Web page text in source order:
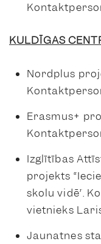
KULDĪGAS
Nordplus
Erasmus+
Izglītības
projekts
skolu vidē”.
vietnieks
Jaunatnes